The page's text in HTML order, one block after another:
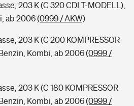
203 K (C 320 CDI T-MODELL),
ab 2006(0999 / AKW)
203 K (C 200 KOMPRESSOR
Kombi, ab 2006(0999 /
203 K (C 180 KOMPRESSOR
Kombi, ab 2006(0999 /